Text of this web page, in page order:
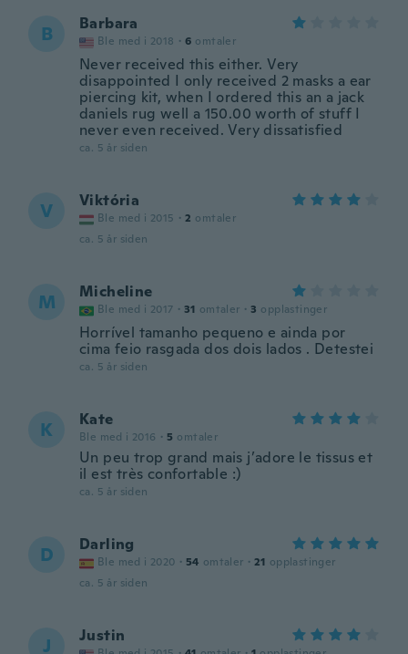
B Barbara
Ble med i 2018 · 6 omtaler
Never received this either. Very
disappointed I only received 2 masks a ear
piercing kit, when I ordered this an a jack
daniels rug well a 150.00 worth of stuff I
never even received. Very dissatisfied
ca. 5 år siden
V Viktória
Ble med i 2015 · 2 omtaler
ca. 5 år siden
M Micheline
Ble med i 2017 · 31 omtaler · 3 opplastinger
Horrível tamanho pequeno e ainda por
cima feio rasgada dos dois lados . Detestei
ca. 5 år siden
K Kate
Ble med i 2016 · 5 omtaler
Un peu trop grand mais j’adore le tissus et
il est très confortable :)
ca. 5 år siden
D Darling
Ble med i 2020 · 54 omtaler · 21 opplastinger
ca. 5 år siden
J Justin